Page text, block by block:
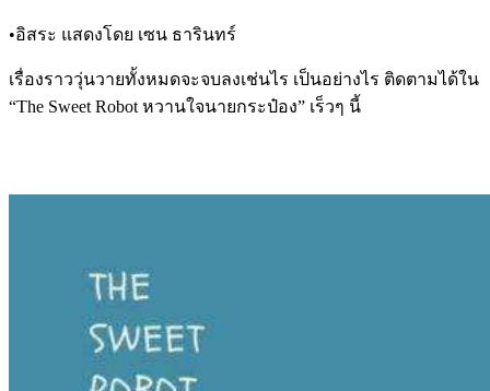
•อิสระ แสดงโดย เซน ธารินทร์
เรื่องราววุ่นวายทั้งหมดจะจบลงเช่นไร เป็นอย่างไร ติดตามได้ใน
“The Sweet Robot หวานใจนายกระป๋อง” เร็วๆ นี้